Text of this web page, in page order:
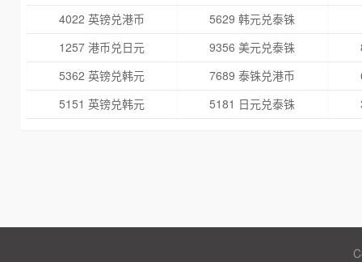
4022 英镑兑港币
5629 韩元兑泰铢
1257 港币兑日元
9356 美元兑泰铢
5362 英镑兑韩元
7689 泰铢兑港币
5151 英镑兑韩元
5181 日元兑泰铢